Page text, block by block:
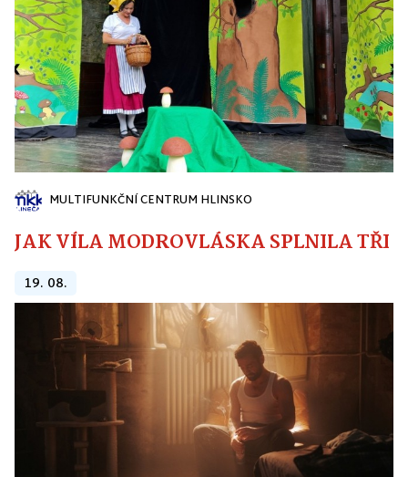
MULTIFUNKČNÍ CENTRUM HLINSKO
JAK VÍLA MODROVLÁSKA SPLNILA
19. 08.